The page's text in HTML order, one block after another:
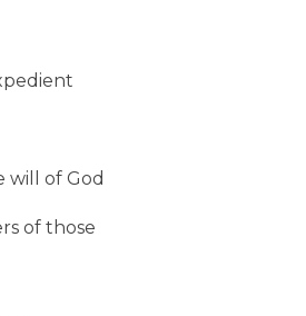
will of God
of those